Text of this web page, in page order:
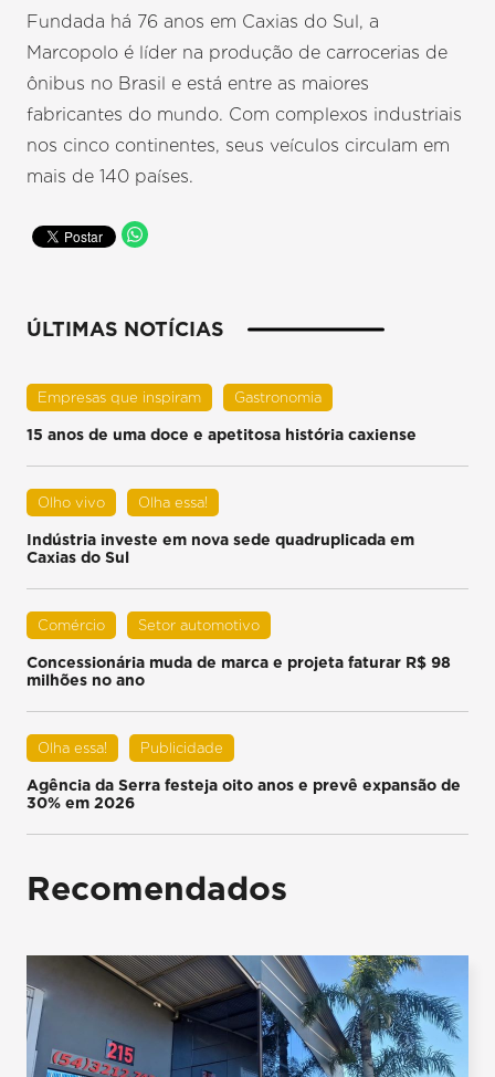
Fundada há 76 anos em Caxias do Sul, a
Marcopolo é líder na produção de carrocerias de
ônibus no Brasil e está entre as maiores
fabricantes do mundo. Com complexos industriais
nos cinco continentes, seus veículos circulam em
mais de 140 países.
ÚLTIMAS NOTÍCIAS
Empresas que inspiram Gastronomia
15 anos de uma doce e apetitosa história caxiense
Olho vivo Olha essa!
Indústria investe em nova sede quadruplicada em
Caxias do Sul
Comércio Setor automotivo
Concessionária muda de marca e projeta faturar R$ 98
milhões no ano
Olha essa! Publicidade
Agência da Serra festeja oito anos e prevê expansão de
30% em 2026
Recomendados